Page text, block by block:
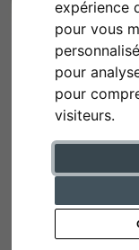
expérience
pour vous
pour
pour
visiteurs.
Retour